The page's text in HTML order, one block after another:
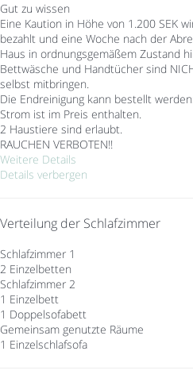
Gut zu wissen
Eine Kaution in Höhe von 1.200 SEK
bezahlt und eine Woche nach der
Haus in ordnungsgemäßem Zustand
Bettwäsche und Handtücher sind
selbst mitbringen.
Die Endreinigung kann bestellt
Strom ist im Preis enthalten.
2 Haustiere sind erlaubt.
RAUCHEN VERBOTEN!!
Weitere Details
Details verbergen
Verteilung der Schlafzimmer
Schlafzimmer 1
2 Einzelbetten
Schlafzimmer 2
1 Einzelbett
1 Doppelsofabett
Gemeinsam genutzte Räume
1 Einzelschlafsofa